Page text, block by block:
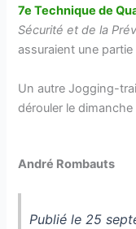
7e Technique de
Sécurité et de la
assuraient une
Un autre Jogging-
dérouler le
André Rombauts
Publié le 25